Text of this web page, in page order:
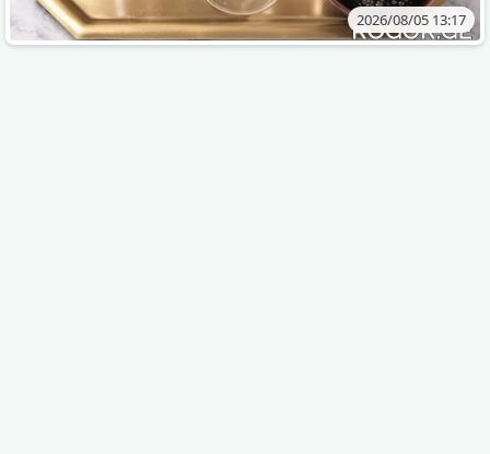
2026/08/05 13:17